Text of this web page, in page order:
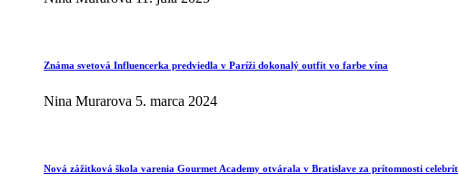
Známa svetová Influencerka predviedla v Paríži dokonalý outfit vo farbe vína
Nina Murarova 5. marca 2024
Nová zážitková škola varenia Gourmet Academy otvárala v Bratislave za prítomnosti celebrít